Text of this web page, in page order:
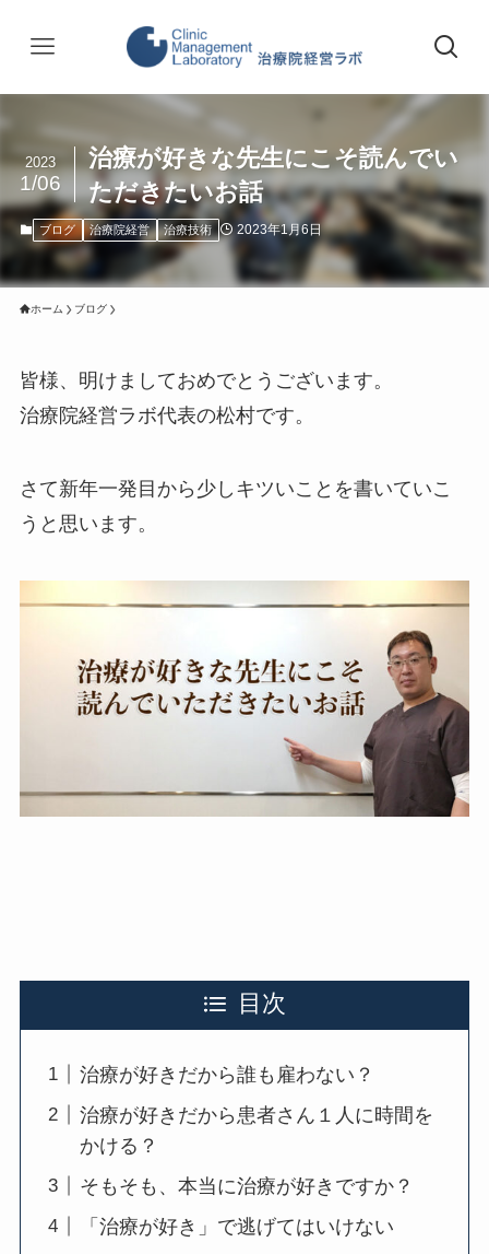
治療が好きな先生にこそ読んでい
ただきたいお話
2023
1/06
ブログ 治療院経営 治療技術 2023年1月6日
ホーム ブログ
皆様、明けましておめでとうございます。
治療院経営ラボ代表の松村です。
さて新年一発目から少しキツいことを書いていこ
うと思います。
目次
治療が好きだから誰も雇わない？
治療が好きだから患者さん１人に時間を
かける？
そもそも、本当に治療が好きですか？
「治療が好き」で逃げてはいけない